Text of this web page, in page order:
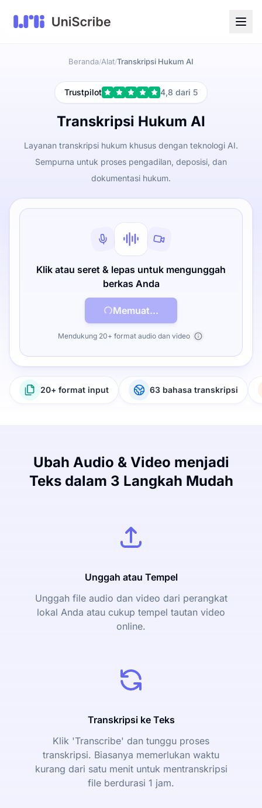
Beranda/Alat/Transkripsi Hukum AI
Trustpilot 4,8 dari 5
Transkripsi Hukum AI
Layanan transkripsi hukum khusus dengan teknologi AI.
Sempurna untuk proses pengadilan, deposisi, dan
dokumentasi hukum.
Klik atau seret & lepas untuk mengunggah
berkas Anda
Memuat...
Mendukung 20+ format audio dan video
20+ format input 63 bahasa transkripsi
Ubah Audio & Video menjadi
Teks dalam 3 Langkah Mudah
Unggah atau Tempel
Unggah file audio dan video dari perangkat
lokal Anda atau cukup tempel tautan video
online.
Transkripsi ke Teks
Klik 'Transcribe' dan tunggu proses
transkripsi. Biasanya memerlukan waktu
kurang dari satu menit untuk mentranskripsi
file berdurasi 1 jam.